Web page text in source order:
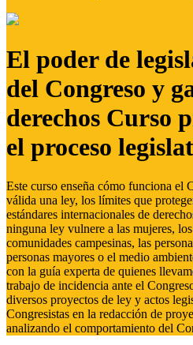
El poder de
del Congreso y
derechos Curso
el proceso
Este curso enseña cómo funciona el
válida una ley, los límites que
estándares internacionales de
ninguna ley vulnere a las mujeres,
comunidades campesinas, las
personas mayores o el medio
con la guía experta de quienes
trabajo de incidencia ante el
diversos proyectos de ley y actos
Congresistas en la redacción de
analizando el comportamiento del